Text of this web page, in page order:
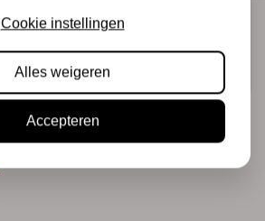
Cookie instellingen
Alles weigeren
Accepteren